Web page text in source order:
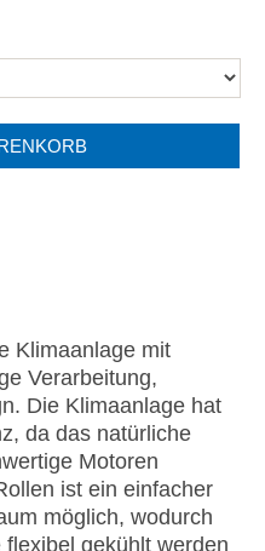
Klimaanlage mit
Verarbeitung,
Die Klimaanlage hat
da das natürliche
Motoren
ist ein einfacher
möglich, wodurch
gekühlt werden